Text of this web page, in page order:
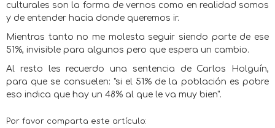
culturales son la forma de vernos como en realidad somos
y de entender hacia donde queremos ir.
Mientras tanto no me molesta seguir siendo parte de ese
51%, invisible para algunos pero que espera un cambio.
Al resto les recuerdo una sentencia de Carlos Holguín,
para que se consuelen: "si el 51% de la población es pobre
eso indica que hay un 48% al que le va muy bien".
Por favor comparta este artículo: